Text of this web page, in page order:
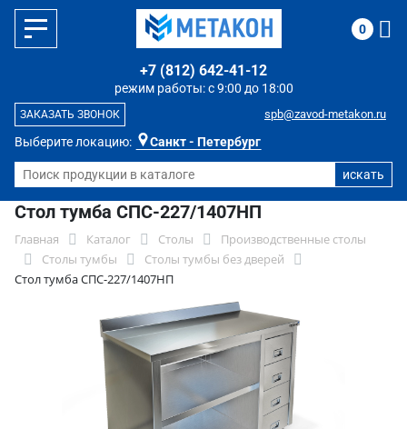
Выберите локацию: Санкт - Петербург
режим работы: с 9:00 до 18:00
+7 (812) 642-41-12
spb@zavod-metakon.ru
ЗАКАЗАТЬ ЗВОНОК
0
Стол тумба СПС-227/1407НП
Главная Каталог Столы
Производственные столы
Столы тумбы
Столы тумбы без дверей
Стол тумба СПС-227/1407НП